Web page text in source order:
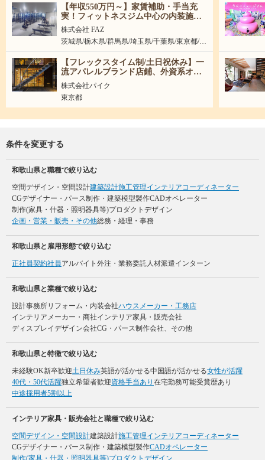
【年収550万円～】家賃補助・手当充
実！フィットネスジム中心の内装施工
管理／昼間工事メイン
株式会社 FAZ
茨城県/栃木県/群馬県/埼玉県/千葉県/東京都/神
奈川県/大阪府
【フレックスタイム制/土日祝休み】一
流アパレルブランド店鋪、外資系オフ
ィスメインの建築・インテリアデザイ
ナー募集！
株式会社パイク
東京都
条件を変更する
和歌山県と職種で絞り込む
空間デザイン・空間設計建築設計施工管理インテリアコーディネーター
CGデザイナー・パース制作・建築模型製作CADオペレーター
制作(家具・什器・照明器具等)プロダクトデザイン
企画・営業・販売・その他総務・経理・事務
和歌山県と雇用形態で絞り込む
正社員契約社員アルバイト 外注・業務委託人材派遣インターン
和歌山県と業種で絞り込む
設計事務所リフォーム・内装会社ハウスメーカー・工務店
インテリアメーカー・商社インテリア家具・販売会社
ディスプレイデザイン会社CG・パース制作会社、その他
和歌山県と特徴で絞り込む
未経験OK新卒歓迎土日休み英語が活かせる中国語が活かせる女性が活躍
40代・50代活躍独立希望者歓迎資格手当あり 在宅勤務可能受賞歴あり
中途採用者5割以上
インテリア家具・販売会社と職種で絞り込む
空間デザイン・空間設計建築設計施工管理インテリアコーディネーター
CGデザイナー・パース制作・建築模型製作CADオペレーター
制作(家具・什器・照明器具等)プロダクトデザイン